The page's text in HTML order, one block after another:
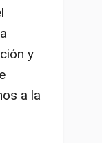
y
a la